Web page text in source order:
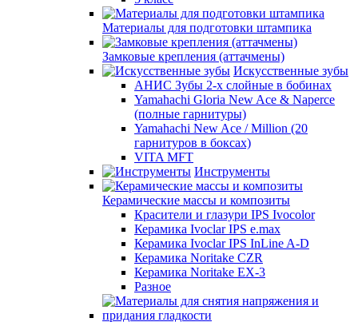
Материалы для подготовки штампика
Замковые крепления (аттачмены)
Искусственные зубы
АНИС Зубы 2-х слойные в бобинах
Yamahachi Gloria New Ace & Naperce
(полные гарнитуры)
Yamahachi New Ace / Million (20
гарнитуров в боксах)
VITA MFT
Инструменты
Керамические массы и композиты
Красители и глазури IPS Ivocolor
Керамика Ivoclar IPS e.max
Керамика Ivoclar IPS InLine A-D
Керамика Noritake CZR
Керамика Noritake EX-3
Разное